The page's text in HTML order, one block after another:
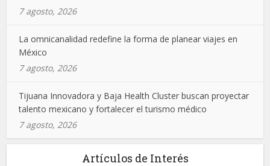
7 agosto, 2026
La omnicanalidad redefine la forma de planear viajes en
México
7 agosto, 2026
Tijuana Innovadora y Baja Health Cluster buscan proyectar
talento mexicano y fortalecer el turismo médico
7 agosto, 2026
Artículos de Interés